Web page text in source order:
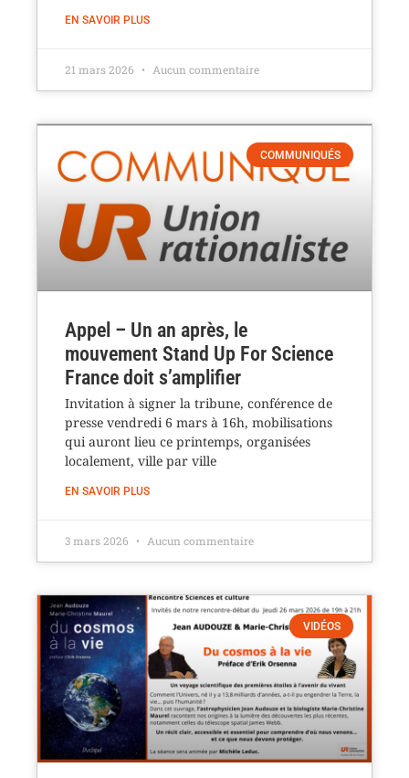
EN SAVOIR PLUS
21 mars 2026 Aucun commentaire
COMMUNIQUÉS
Appel – Un an après, le
mouvement Stand Up For Science
France doit s’amplifier
Invitation à signer la tribune, conférence de
presse vendredi 6 mars à 16h, mobilisations
qui auront lieu ce printemps, organisées
localement, ville par ville
EN SAVOIR PLUS
3 mars 2026 Aucun commentaire
VIDÉOS